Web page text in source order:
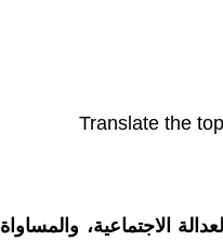
Translate the
الاجتماعية، والمساواة